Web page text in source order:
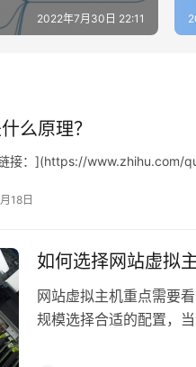
2022年7月30日 22:11
么原理？
接：](https://
18日
如何选择网站虚拟
网站虚拟主机重点需要
规模选择合适的配置，